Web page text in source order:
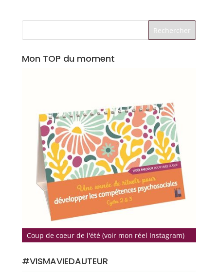
Mon TOP du moment
Coup de coeur de l'été (voir mon réel Instagram)
#VISMAVIEDAUTEUR